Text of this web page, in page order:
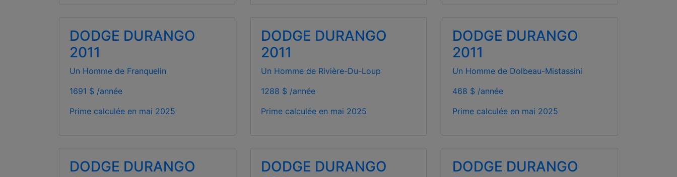
DODGE DURANGO
2011
Un Homme de Franquelin
1691 $ /année
Prime calculée en mai 2025
DODGE DURANGO
2011
Un Homme de Rivière-Du-Loup
1288 $ /année
Prime calculée en mai 2025
DODGE DURANGO
2011
Un Homme de Dolbeau-Mistassini
468 $ /année
Prime calculée en mai 2025
DODGE DURANGO
DODGE DURANGO
DODGE DURANGO